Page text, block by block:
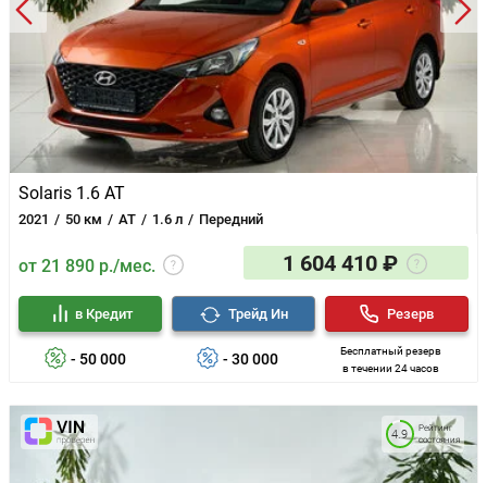
Solaris 1.6 AT
2021 50 км AT 1.6 л Передний
от 21 890 р./мес. 1 604 410 ₽
- 50 000
в Кредит
- 30 000
Трейд Ин
Бесплатный резерв
в течении 24 часов
Резерв
Рейтинг
состояния
4.9